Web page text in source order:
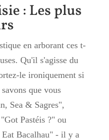
: Les plus
en arborant ces t-
Qu'il s'agisse du
le ironiquement si
que vous
Sea & Sagres",
Pastéis ?" ou
Bacalhau" - il y a